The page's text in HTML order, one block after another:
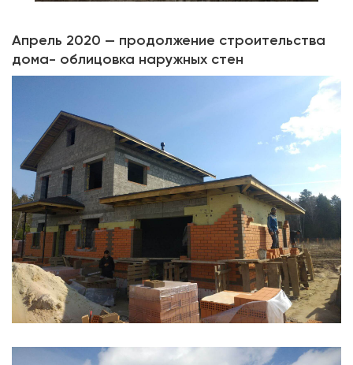
Апрель 2020 — продолжение строительства
дома- облицовка наружных стен